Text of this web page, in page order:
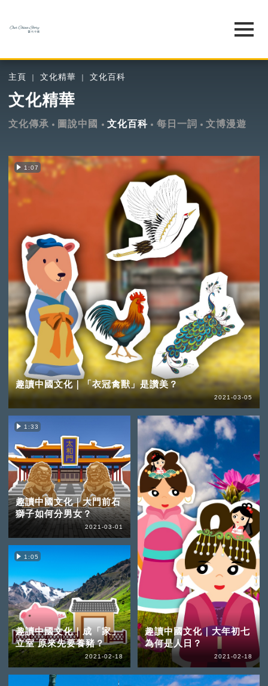
主頁 文化精華 文化百科
文化精華
文化傳承 圖說中國 文化百科 每日一詞 文博漫遊
1:07
趣讀中國文化｜「衣冠禽獸」是讚美？
2021-03-05
1:33
趣讀中國文化｜大門前石
獅子如何分男女？
2021-03-01
1:05
趣讀中國文化｜成「家」
立室 原來先要養豬？
2021-02-18
趣讀中國文化｜大年初七
為何是人日？
2021-02-18